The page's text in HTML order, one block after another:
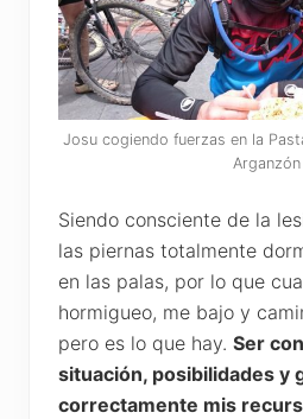
Josu cogiendo fuerzas en la
Arganzón
Siendo consciente de la
las piernas totalmente
en las palas, por lo que
hormigueo, me bajo y
pero es lo que hay. Ser
situación, posibilidades y
correctamente mis